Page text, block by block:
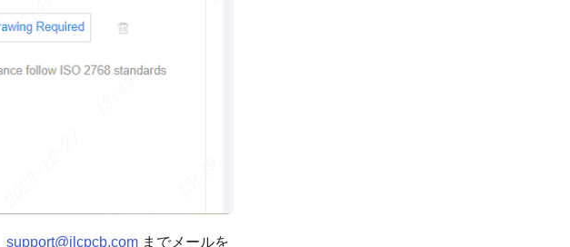
support@jlcpcb.com までメールを